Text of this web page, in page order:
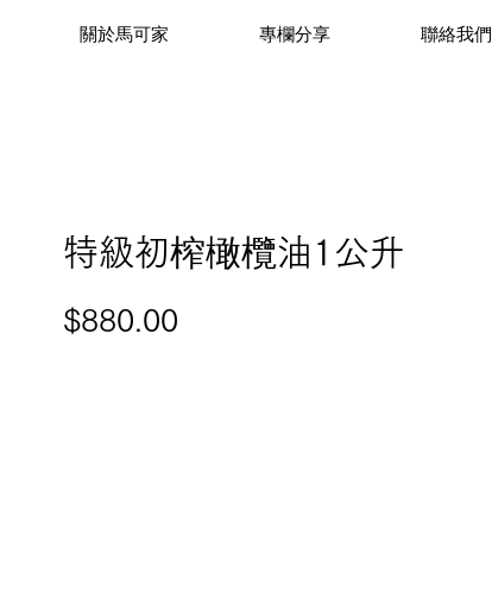
關於馬可家 專欄分享 聯絡我們
特級初榨橄欖油1公升
$880.00